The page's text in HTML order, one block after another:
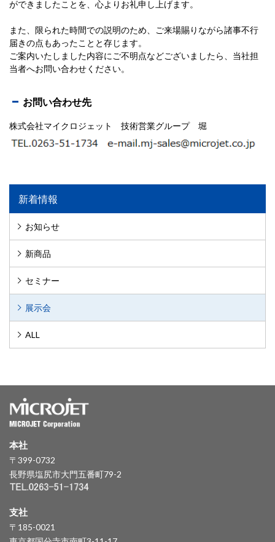
ができましたことを、心よりお礼申し上げます。
また、限られた時間での説明のため、ご来場賜りながら諸事不行
届きの点もあったことと存じます。
ご案内いたしました内容にご不明点などございましたら、当社担
当者へお問い合わせください。
お問い合わせ先
株式会社マイクロジェット 技術営業グループ 堀
新着情報
お知らせ
新商品
セミナー
展示会
ALL
本社
〒399-0732
長野県塩尻市大門五番町79-2
支社
〒185-0021